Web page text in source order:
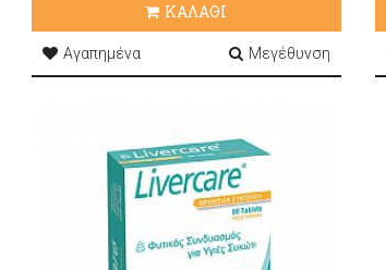
ΚΑΛΑΘΙ
Αγαπημένα Μεγέθυνση